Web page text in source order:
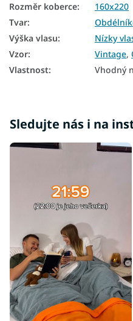
Rozměr koberce:
160x220
Tvar:
Výška vlasu:
Nízky
Vzor: Vintage,
Vlastnost: Vhodný
Sledujte nás i na